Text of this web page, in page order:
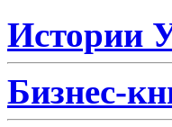
Истории
Бизнес-